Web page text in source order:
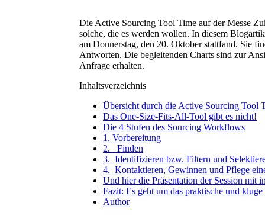
Die Active Sourcing Tool Time auf der Messe
solche, die es werden wollen. In diesem
am Donnerstag, den 20. Oktober stattfand. Sie
Antworten. Die begleitenden Charts sind zur
Anfrage erhalten.
Inhaltsverzeichnis
Übersicht durch die Active Sourcing Tool
Das One-Size-Fits-All-Tool gibt es nicht!
Die 4 Stufen des Sourcing Workflows
1. Vorbereitung
2. Finden
3. Identifizieren bzw. Filtern und
4. Kontaktieren, Gewinnen und Pflege
Und hier die Präsentation der Session mit
Fazit: Es geht um das praktische und
Author